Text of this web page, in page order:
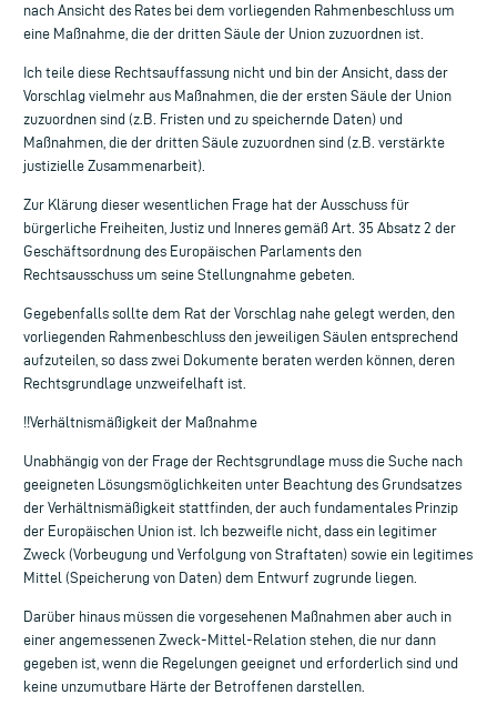
nach Ansicht des Rates bei dem vorliegenden Rahmenbeschluss um
eine Maßnahme, die der dritten Säule der Union zuzuordnen ist.
Ich teile diese Rechtsauffassung nicht und bin der Ansicht, dass der
Vorschlag vielmehr aus Maßnahmen, die der ersten Säule der Union
zuzuordnen sind (z.B. Fristen und zu speichernde Daten) und
Maßnahmen, die der dritten Säule zuzuordnen sind (z.B. verstärkte
justizielle Zusammenarbeit).
Zur Klärung dieser wesentlichen Frage hat der Ausschuss für
bürgerliche Freiheiten, Justiz und Inneres gemäß Art. 35 Absatz 2 der
Geschäftsordnung des Europäischen Parlaments den
Rechtsausschuss um seine Stellungnahme gebeten.
Gegebenfalls sollte dem Rat der Vorschlag nahe gelegt werden, den
vorliegenden Rahmenbeschluss den jeweiligen Säulen entsprechend
aufzuteilen, so dass zwei Dokumente beraten werden können, deren
Rechtsgrundlage unzweifelhaft ist.
!!Verhältnismäßigkeit der Maßnahme
Unabhängig von der Frage der Rechtsgrundlage muss die Suche nach
geeigneten Lösungsmöglichkeiten unter Beachtung des Grundsatzes
der Verhältnismäßigkeit stattfinden, der auch fundamentales Prinzip
der Europäischen Union ist. Ich bezweifle nicht, dass ein legitimer
Zweck (Vorbeugung und Verfolgung von Straftaten) sowie ein legitimes
Mittel (Speicherung von Daten) dem Entwurf zugrunde liegen.
Darüber hinaus müssen die vorgesehenen Maßnahmen aber auch in
einer angemessenen Zweck-Mittel-Relation stehen, die nur dann
gegeben ist, wenn die Regelungen geeignet und erforderlich sind und
keine unzumutbare Härte der Betroffenen darstellen.